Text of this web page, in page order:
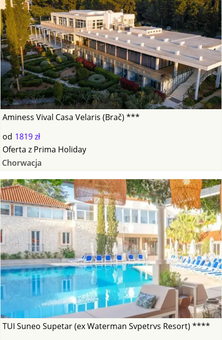
Aminess Vival Casa Velaris (Brač) ***
od 1819 zł
Oferta z Prima Holiday
Chorwacja
TUI Suneo Supetar (ex Waterman Svpetrvs Resort) ****